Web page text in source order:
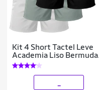
Kit 4 Short Tactel Leve
Academia Liso Bermuda
Masculina